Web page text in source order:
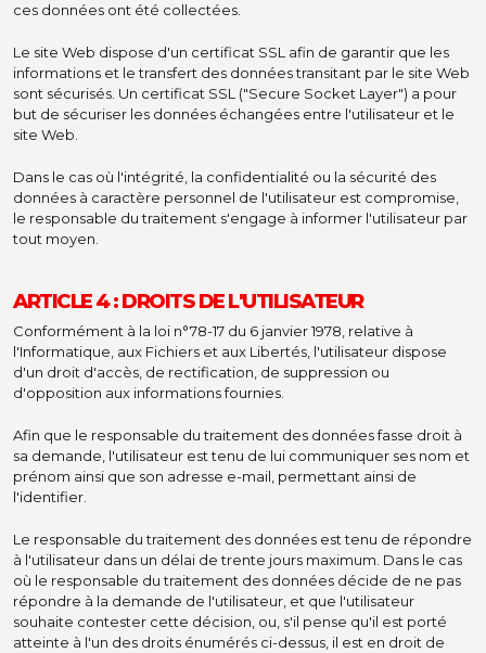
ces données ont été collectées.
Le site Web dispose d'un certificat SSL afin de garantir que les
informations et le transfert des données transitant par le site Web
sont sécurisés. Un certificat SSL ("Secure Socket Layer") a pour
but de sécuriser les données échangées entre l'utilisateur et le
site Web.
Dans le cas où l'intégrité, la confidentialité ou la sécurité des
données à caractère personnel de l'utilisateur est compromise,
le responsable du traitement s'engage à informer l'utilisateur par
tout moyen.
ARTICLE 4 : DROITS DE L'UTILISATEUR
Conformément à la loi n°78-17 du 6 janvier 1978, relative à
l'Informatique, aux Fichiers et aux Libertés, l'utilisateur dispose
d'un droit d'accès, de rectification, de suppression ou
d'opposition aux informations fournies.
Afin que le responsable du traitement des données fasse droit à
sa demande, l'utilisateur est tenu de lui communiquer ses nom et
prénom ainsi que son adresse e-mail, permettant ainsi de
l'identifier.
Le responsable du traitement des données est tenu de répondre
à l'utilisateur dans un délai de trente jours maximum. Dans le cas
où le responsable du traitement des données décide de ne pas
répondre à la demande de l'utilisateur, et que l'utilisateur
souhaite contester cette décision, ou, s'il pense qu'il est porté
atteinte à l'un des droits énumérés ci-dessus, il est en droit de